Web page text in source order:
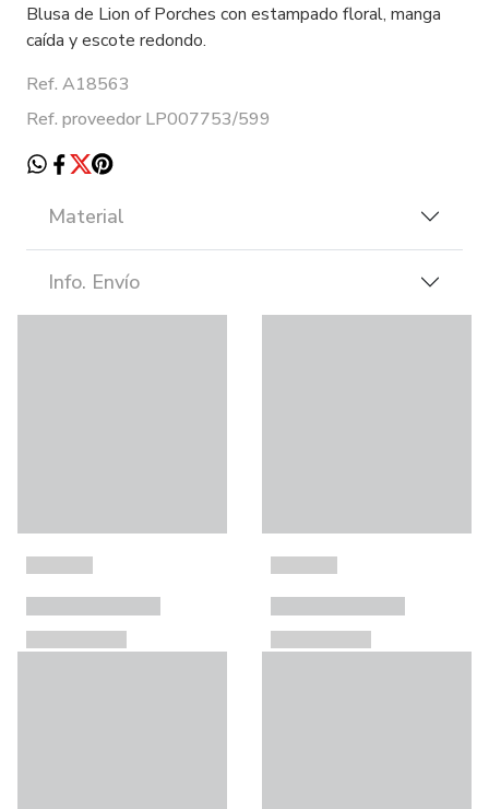
Blusa de Lion of Porches con estampado floral, manga
caída y escote redondo.
Ref. A18563
Ref. proveedor LP007753/599
Material
Info. Envío